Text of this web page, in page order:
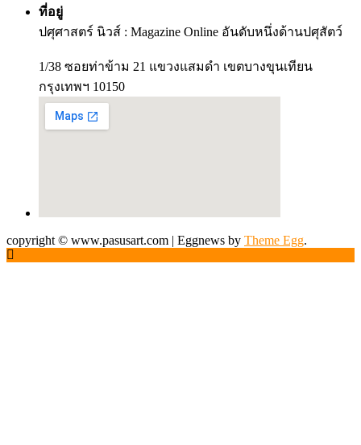
ที่อยู่
ปศุศาสตร์ นิวส์ : Magazine Online อันดับหนึ่งด้านปศุสัตว์
1/38 ซอยท่าข้าม 21 แขวงแสมดำ เขตบางขุนเทียน
กรุงเทพฯ 10150
copyright © www.pasusart.com | Eggnews by Theme Egg.